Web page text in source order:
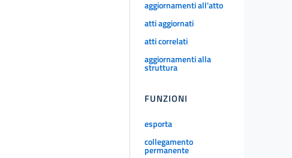
aggiornamenti all'atto
atti aggiornati
atti correlati
aggiornamenti alla
struttura
FUNZIONI
esporta
collegamento
permanente